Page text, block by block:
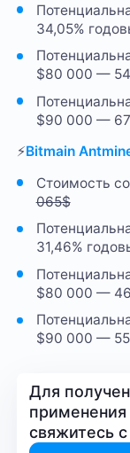
34,05%
$80 000 —
$90 000 —
⚡Bitmain
Стоимость
065$
31,46%
$80 000 —
$90 000 —
Для
свяжитесь